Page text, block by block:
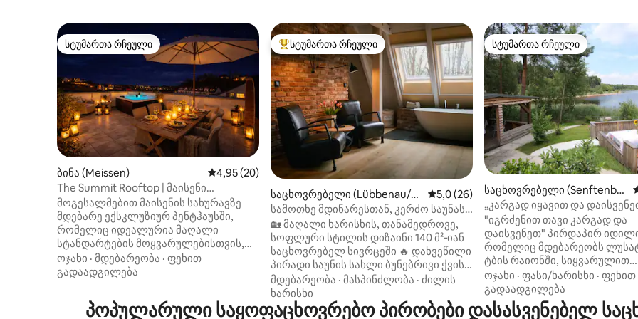
სტუმართა რჩეული
სტუმართა რჩეული
ბინა (Meissen) საშუალო შეფასებაა 5‑დან 4,95, 20 მიმოხილვა
4,95 (20)
The Summit Rooftop | მაისენი
ლუქს‑კლასი და სტილი
მოგესალმებით მაისენის სახურავზე
მდებარე ექსკლუზიურ პენტჰაუსში,
რომელიც იდეალურია მაღალი
სტანდარტების მოყვარულებისთვის,
რომლებსაც პირადი სივრცე,
დახვეწილი დიზაინი და ველნესი
უნიკალური საცხოვრებელი და
სპა‑ცენტრი, რომლებიც შესანიშნავად
ოჯახი · მდებარეობა · ფეხით
გადაადგილება
სტუმართა რჩეული მოწინავე ვარიანტი
სტუმართა რჩეული
საცხოვრებელი (Lübbenau/S
preewald)
საშუალო შეფასებაა 5‑დან 5,0, 26
5,0 (26)
სამოთხე მდინარესთან, კერძო საუნას
სახლით | შპრევალდი
🏡 მაღალი ხარისხის, თანამედროვე,
სოფლური სტილის დიზაინი 140 მ²‑იან
საცხოვრებელ სივრცეში 🔥 დახვეწილი
პირადი საუნის სახლი ბუნებრივი ქვის
ბუხრით 🛶 საკუთარი ნავმისადგომი
მდინარეზე 🌿 მშვიდი, იდეალური,
განმარტოებული ადგილი
მდებარეობა · მასპინძლობა · ძილის
ხარისხი
სტუმართა რჩეული
სტუმართა რჩეული
საცხოვრებელი (Senftenber
g)
„კარგად იყავით და
"იგრძენით თავი კარგად და
დაისვენეთ" პირდაპირ იდილიურად,
რომელიც მდებარეობს
ტბის რაიონში, სიყვარულით
მოწყობილი დასასვენებელი
გელით. Ჩვენ გთავაზობთ
შესაძლებლობას, რომ
დაუვიწყარი და მშვიდი
ოჯახი · ფასი/ხარისხი · ფეხით
გადაადგილება
პოპულარული საყოფაცხოვრებო პირობები დასასვენებელ